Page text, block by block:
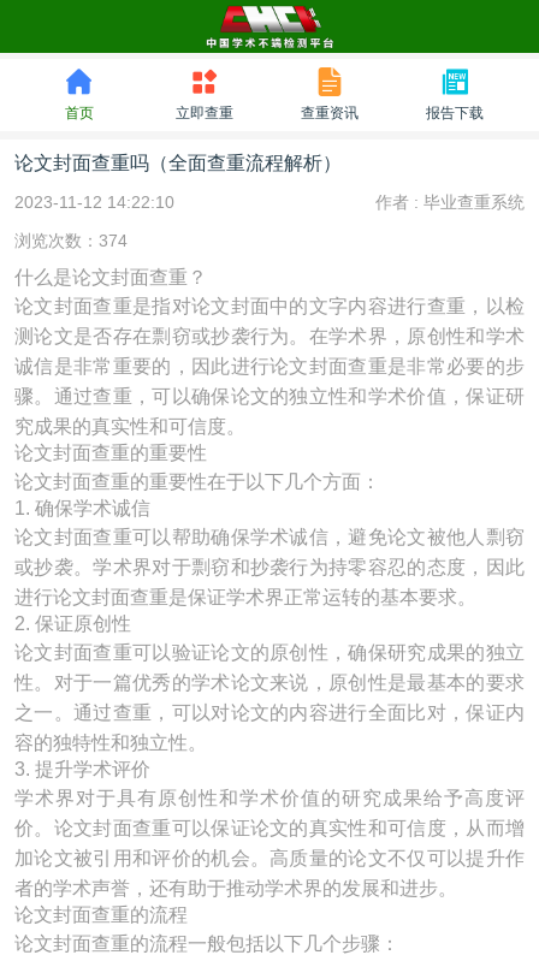
首页 立即查重 查重资讯 报告下载
论文封面查重吗（全面查重流程解析）
2023-11-12 14:22:10 作者 : 毕业查重系统
浏览次数：374
什么是论文封面查重？
论文封面查重是指对论文封面中的文字内容进行查重，以检
测论文是否存在剽窃或抄袭行为。在学术界，原创性和学术
诚信是非常重要的，因此进行论文封面查重是非常必要的步
骤。通过查重，可以确保论文的独立性和学术价值，保证研
究成果的真实性和可信度。
论文封面查重的重要性
论文封面查重的重要性在于以下几个方面：
1. 确保学术诚信
论文封面查重可以帮助确保学术诚信，避免论文被他人剽窃
或抄袭。学术界对于剽窃和抄袭行为持零容忍的态度，因此
进行论文封面查重是保证学术界正常运转的基本要求。
2. 保证原创性
论文封面查重可以验证论文的原创性，确保研究成果的独立
性。对于一篇优秀的学术论文来说，原创性是最基本的要求
之一。通过查重，可以对论文的内容进行全面比对，保证内
容的独特性和独立性。
3. 提升学术评价
学术界对于具有原创性和学术价值的研究成果给予高度评
价。论文封面查重可以保证论文的真实性和可信度，从而增
加论文被引用和评价的机会。高质量的论文不仅可以提升作
者的学术声誉，还有助于推动学术界的发展和进步。
论文封面查重的流程
论文封面查重的流程一般包括以下几个步骤：